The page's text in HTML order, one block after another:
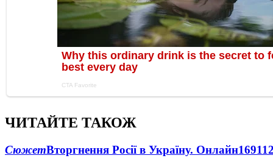
ЧИТАЙТЕ ТАКОЖ
СюжетВторгнення Росії в Україну. Онлайн1691